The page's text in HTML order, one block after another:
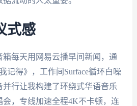
式感
每天用网易云播早间新闻，通
记得》，工作间Surface循环白噪
行让我构建了环绕式华语音乐
，专线加速全程4K不卡顿，连